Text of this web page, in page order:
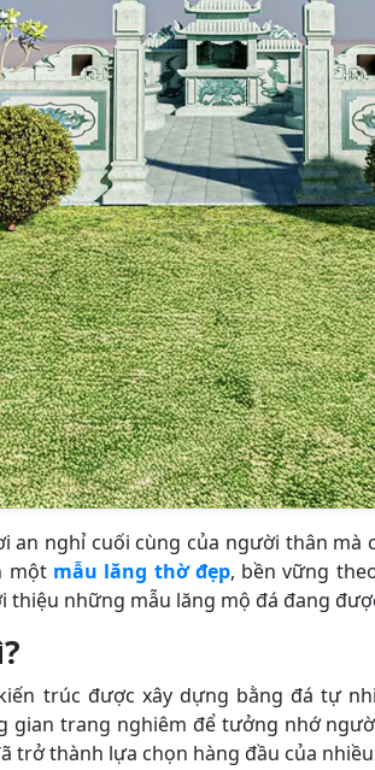
an nghỉ cuối cùng của người thân
một mẫu lăng thờ đẹp, bền vững
thiệu những mẫu lăng mộ đá đang
trúc được xây dựng bằng đá tự
gian trang nghiêm để tưởng nhớ
trở thành lựa chọn hàng đầu của